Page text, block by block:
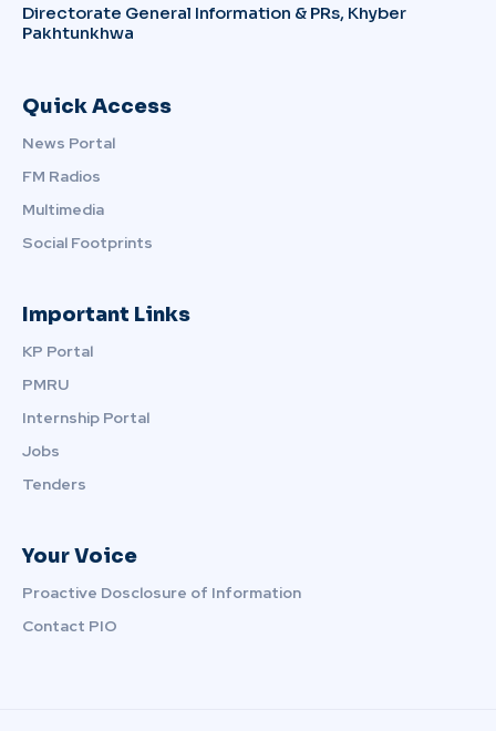
Directorate General Information & PRs, Khyber
Pakhtunkhwa
Quick Access
News Portal
FM Radios
Multimedia
Social Footprints
Important Links
KP Portal
PMRU
Internship Portal
Jobs
Tenders
Your Voice
Proactive Dosclosure of Information
Contact PIO